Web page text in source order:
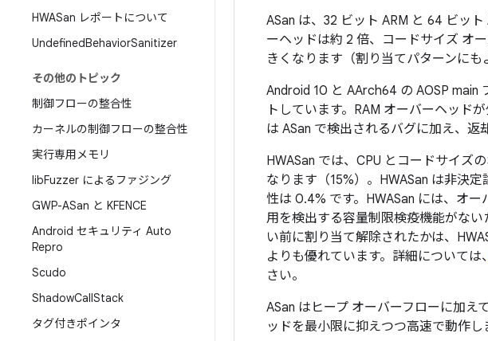
HWASan レポートについて
UndefinedBehaviorSanitizer
その他のトピック
制御フローの整合性
カーネルの制御フローの整合性
実行専用メモリ
libFuzzer によるファジング
GWP-ASan と KFENCE
Android セキュリティ Auto
Repro
Scudo
ShadowCallStack
タグ付きポインタ
ASan は、32 ビット ARM と 64 ビッ
ーヘッドは約 2 倍、コードサイズ オ
きくなります（割り当てパターンにも
Android 10 と AArch64 の AOSP main
トしています。RAM オーバーヘッド
は ASan で検出されるバグに加え、返
HWASan では、CPU とコードサイズ
なります（15%）。HWASan は非決
性は 0.4% です。HWASan には、オ
用を検出する容量制限検疫機能がな
い前に割り当て解除されたかは、
よりも優れています。詳細については、
さい。
ASan はヒープ オーバーフローに加
ッドを最小限に抑えつつ高速で動作し